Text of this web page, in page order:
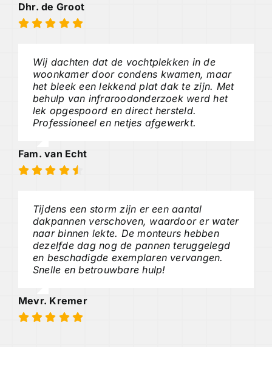
Dhr. de Groot
Wij dachten dat de vochtplekken in de
woonkamer door condens kwamen, maar
het bleek een lekkend plat dak te zijn. Met
behulp van infraroodonderzoek werd het
lek opgespoord en direct hersteld.
Professioneel en netjes afgewerkt.
Fam. van Echt
Tijdens een storm zijn er een aantal
dakpannen verschoven, waardoor er water
naar binnen lekte. De monteurs hebben
dezelfde dag nog de pannen teruggelegd
en beschadigde exemplaren vervangen.
Snelle en betrouwbare hulp!
Mevr. Kremer